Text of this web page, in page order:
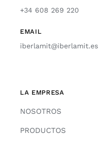
+34 608 269 220
EMAIL
iberlamit@iberlamit.es
LA EMPRESA
NOSOTROS
PRODUCTOS